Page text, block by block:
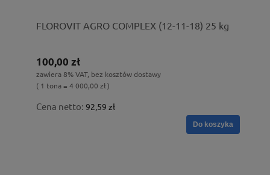
FLOROVIT AGRO COMPLEX (12-11-18) 25 kg
100,00 zł
zawiera 8% VAT, bez kosztów dostawy
( 1 tona = 4 000,00 zł )
Cena netto: 92,59 zł
Do koszyka